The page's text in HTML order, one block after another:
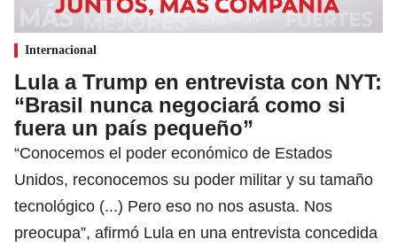
Internacional
Lula a Trump en entrevista con NYT:
“Brasil nunca negociará como si
fuera un país pequeño”
“Conocemos el poder económico de Estados
Unidos, reconocemos su poder militar y su tamaño
tecnológico (...) Pero eso no nos asusta. Nos
preocupa”, afirmó Lula en una entrevista concedida